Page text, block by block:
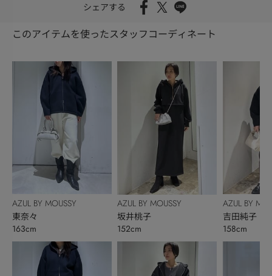
シェアする
このアイテムを使ったスタッフコーディネート
AZUL BY MOUSSY
東奈々
163cm
AZUL BY MOUSSY
坂井桃子
152cm
AZUL BY
吉田純子
158cm